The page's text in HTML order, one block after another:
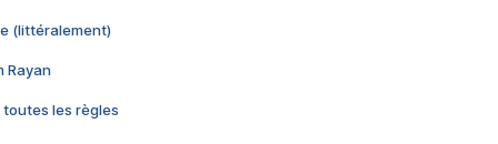
(littéralement)
Rayan
toutes les règles